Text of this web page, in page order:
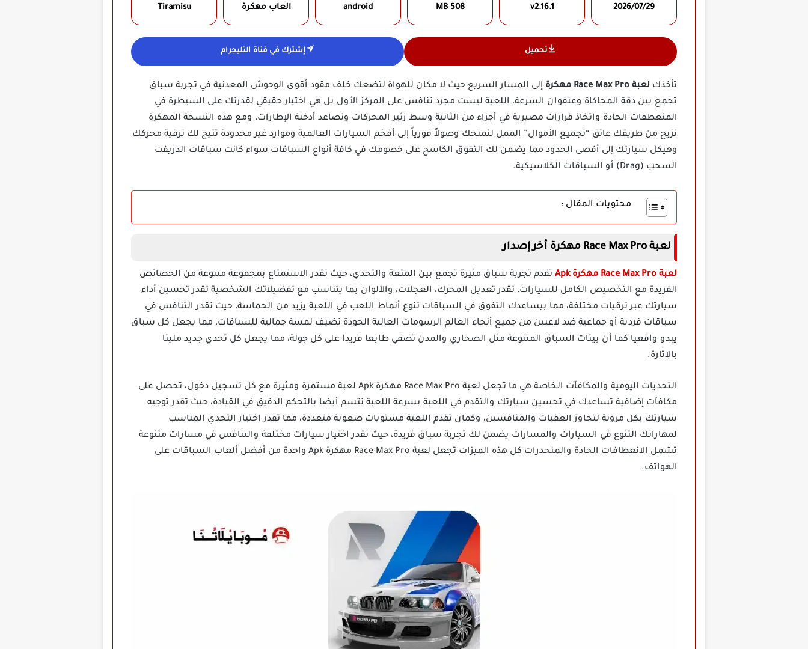
2026/07/29
v2.16.1
508 MB
android العاب مهكرة Tiramisu‏
تحميل إشترك في قناة التليجرام
تأخذك لعبة Race Max Pro مهكرة
إلى المسار السريع حيث لا مكان للهواة لتضعك خلف مقود أقوى الوحوش المعدنية في تجربة سباق
تجمع بين دقة المحاكاة وعنفوان السرعة، اللعبة ليست مجرد تنافس على المركز الأول بل هي اختبار حقيقي لقدرتك على السيطرة في
المنعطفات الحادة واتخاذ قرارات مصيرية في أجزاء من الثانية وسط زئير المحركات وتصاعد أدخنة الإطارات، ومع هذه النسخة المهكرة
نزيح من طريقك عائق “تجميع الأموال” الممل لنمنحك وصولاً فورياً إلى أفخم السيارات العالمية وموارد غير محدودة تتيح لك ترقية محركك
وهيكل سيارتك إلى أقصى الحدود مما يضمن لك التفوق الكاسح على خصومك في كافة أنواع السباقات سواء كانت سباقات الدريفت
السحب (Drag) أو السباقات الكلاسيكية.
محتويات المقال :
لعبة Race Max Pro مهكرة أخر إصدار
لعبة Race Max Pro مهكرة Apk
تقدم تجربة سباق مثيرة تجمع بين المتعة والتحدي، حيث تقدر الاستمتاع بمجموعة متنوعة من الخصائص
الفريدة مع التخصيص الكامل للسيارات، تقدر تعديل المحرك، العجلات، والألوان بما يتناسب مع تفضيلاتك الشخصية تقدر تحسين أداء
سيارتك عبر ترقيات مختلفة، مما بيساعدك التفوق في السباقات تنوع أنماط اللعب في اللعبة يزيد من الحماسة، حيث تقدر التنافس في
سباقات فردية أو جماعية ضد لاعبين من جميع أنحاء العالم الرسومات العالية الجودة تضيف لمسة جمالية للسباقات، مما يجعل كل سباق
يبدو واقعيا كما أن بيئات السباق المتنوعة مثل الصحاري والمدن تضفي طابعا فريدا على كل جولة، مما يجعل كل تحدي جديد مليئا
بالإثارة.
التحديات اليومية والمكافآت الخاصة هي ما تجعل لعبة Race Max Pro مهكرة Apk لعبة مستمرة ومثيرة مع كل تسجيل دخول، تحصل على
مكافآت إضافية تساعدك في تحسين سيارتك والتقدم في اللعبة بسرعة اللعبة تتسم أيضا بالتحكم الدقيق في القيادة، حيث تقدر توجيه
سيارتك بكل مرونة لتجاوز العقبات والمنافسين، وكمان تقدم اللعبة مستويات صعوبة متعددة، مما تقدر اختيار التحدي المناسب
لمهاراتك التنوع في السيارات والمسارات يضمن لك تجربة سباق فريدة، حيث تقدر اختيار سيارات مختلفة والتنافس في مسارات متنوعة
تشمل الانعطافات الحادة والمنحدرات كل هذه الميزات تجعل لعبة Race Max Pro مهكرة Apk واحدة من أفضل ألعاب السباقات على
الهواتف.